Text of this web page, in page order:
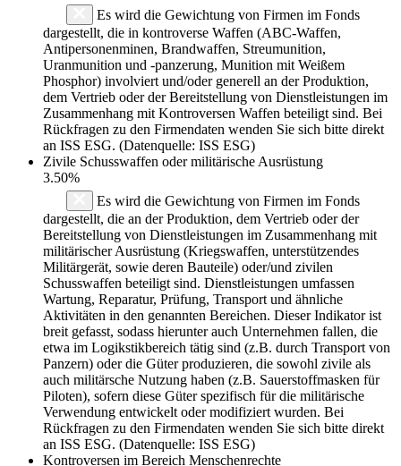
Es wird die Gewichtung von Firmen im Fonds
dargestellt, die in kontroverse Waffen (ABC-Waffen,
Antipersonenminen, Brandwaffen, Streumunition,
Uranmunition und -panzerung, Munition mit Weißem
Phosphor) involviert und/oder generell an der Produktion,
dem Vertrieb oder der Bereitstellung von Dienstleistungen im
Zusammenhang mit Kontroversen Waffen beteiligt sind. Bei
Rückfragen zu den Firmendaten wenden Sie sich bitte direkt
an ISS ESG. (Datenquelle: ISS ESG)
Zivile Schusswaffen oder militärische Ausrüstung
3.50%
Es wird die Gewichtung von Firmen im Fonds
dargestellt, die an der Produktion, dem Vertrieb oder der
Bereitstellung von Dienstleistungen im Zusammenhang mit
militärischer Ausrüstung (Kriegswaffen, unterstützendes
Militärgerät, sowie deren Bauteile) oder/und zivilen
Schusswaffen beteiligt sind. Dienstleistungen umfassen
Wartung, Reparatur, Prüfung, Transport und ähnliche
Aktivitäten in den genannten Bereichen. Dieser Indikator ist
breit gefasst, sodass hierunter auch Unternehmen fallen, die
etwa im Logikstikbereich tätig sind (z.B. durch Transport von
Panzern) oder die Güter produzieren, die sowohl zivile als
auch militärsche Nutzung haben (z.B. Sauerstoffmasken für
Piloten), sofern diese Güter spezifisch für die militärische
Verwendung entwickelt oder modifiziert wurden. Bei
Rückfragen zu den Firmendaten wenden Sie sich bitte direkt
an ISS ESG. (Datenquelle: ISS ESG)
Kontroversen im Bereich Menschenrechte